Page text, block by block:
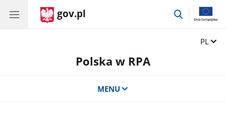
gov.pl
przejdź
Zmień
PL
Polska w RPA
MENU